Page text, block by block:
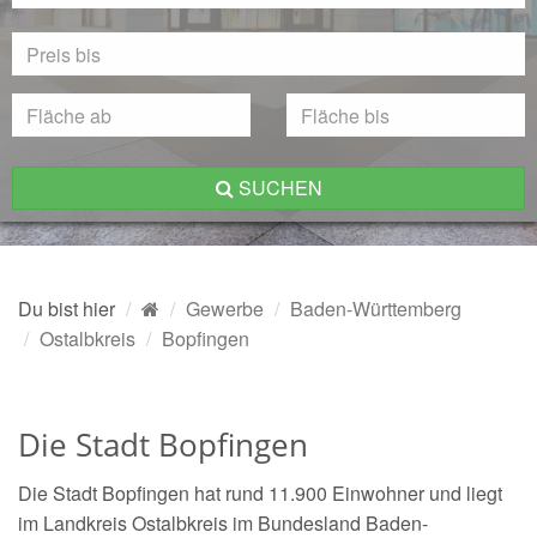
SUCHEN
Du bist hier Gewerbe
Baden-Württemberg
Ostalbkreis
Bopfingen
Die Stadt Bopfingen
Die Stadt Bopfingen hat rund 11.900 Einwohner und liegt
im Landkreis Ostalbkreis im Bundesland Baden-